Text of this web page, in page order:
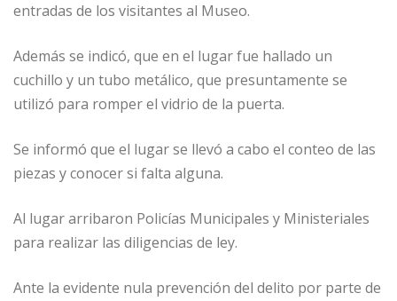
entradas de los visitantes al Museo.
Además se indicó, que en el lugar fue hallado un
cuchillo y un tubo metálico, que presuntamente se
utilizó para romper el vidrio de la puerta.
Se informó que el lugar se llevó a cabo el conteo de las
piezas y conocer si falta alguna.
Al lugar arribaron Policías Municipales y Ministeriales
para realizar las diligencias de ley.
Ante la evidente nula prevención del delito por parte de